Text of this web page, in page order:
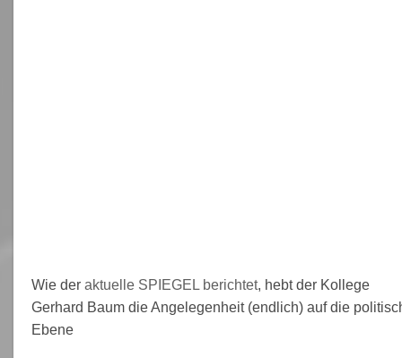
Wie der aktuelle SPIEGEL berichtet, hebt der Kollege
Gerhard Baum die Angelegenheit (endlich) auf die
Ebene